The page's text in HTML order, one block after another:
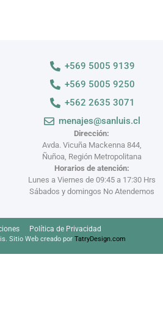
Dirección:
Avda. Vicuña Mackenna 844,
Ñuñoa, Región Metropolitana
Horarios de atención:
Lunes a Viernes de 09:45 a 17:30 Hrs
Sábados y domingos No Atendemos
+569 5005 9139
+569 5005 9250
+562 2635 3071
menajes@sanluis.cl
Política de Privacidad
Sitio Web creado por TatryDesign.com